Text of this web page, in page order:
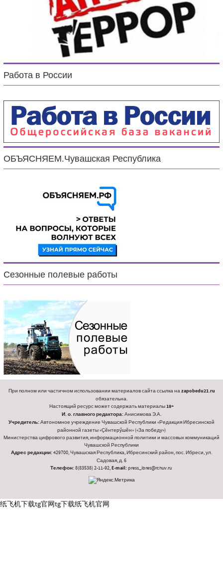
Работа в России
ОБЪЯСНЯЕМ.Чувашская Республика
Сезонные полевые работы
При полном или частичном использовании материалов сайта ссылка наzapobedu21.ru
обязательна.
Настоящий ресурс может содержать материалы18+
И. о. главного редактора:Анисимова Э.А.
Учредитель:Автономное учреждение Чувашской Республики «Редакция Ибресинской
районной газеты «Ҫӗнтерӳшӗн» («За победу»)
Министерства цифрового развития, информационной политики и массовых коммуникаций
Чувашской Республики
Адрес редакции:429700, Чувашская Республика, Ибресинский район, пос. Ибреси, ул.
Садовая, д. 6
Телефон:8(83538) 2-11-92,E-mail:press_ibres@rchuv.ru
纸飞机下载tg官网tg下载纸飞机官网